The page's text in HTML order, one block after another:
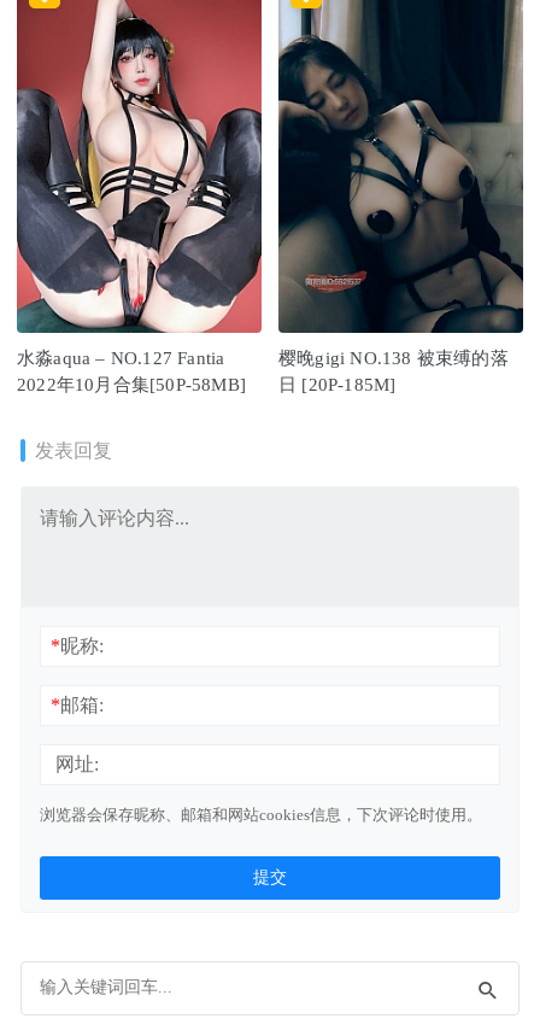
水淼aqua – NO.127 Fantia
2022年10月合集[50P-58MB]
樱晚gigi NO.138 被束缚的落
日 [20P-185M]
发表回复
*昵称:
*邮箱:
网址:
浏览器会保存昵称、邮箱和网站cookies信息，下次评论时使用。